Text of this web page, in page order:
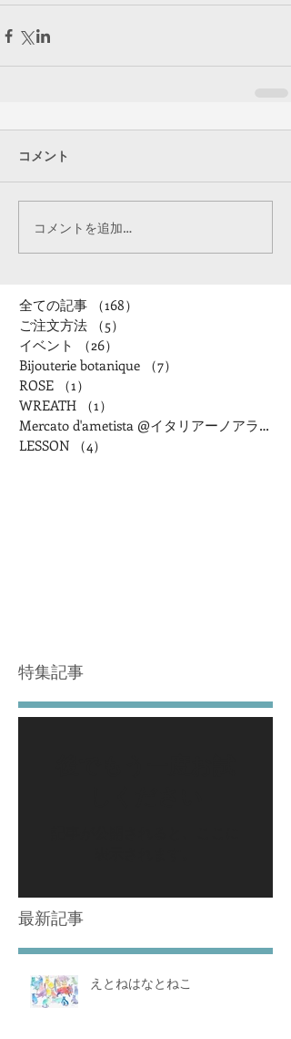
コメント
コメントを追加…
全ての記事 （168）
ご注文方法
（5）
イベント
（26）
Bijouterie botanique
（7）
ROSE
（1）
WREATH
（1）
Mercato d'ametista @イタリアーノアランチャ
LESSON
（4）
特集記事
最新記事
えとねはなとねこ